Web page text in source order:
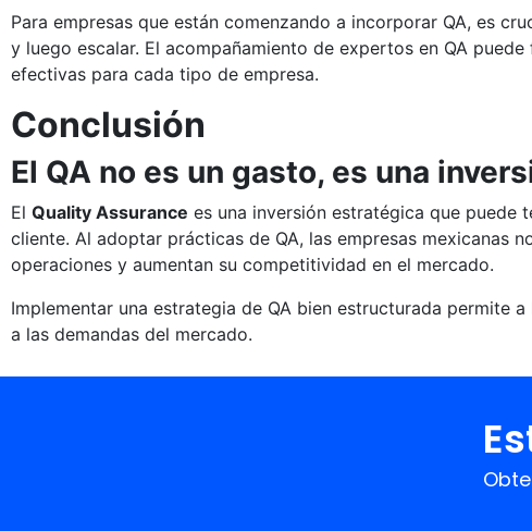
Para empresas que están comenzando a incorporar QA, es
y luego escalar. El acompañamiento de expertos en QA
efectivas para cada tipo de empresa.
Conclusión
El QA no es un gasto, es una
El Quality Assurance es una inversión estratégica que
cliente. Al adoptar prácticas de QA, las empresas mexicanas
operaciones y aumentan su competitividad en el mercado.
Implementar una estrategia de QA bien estructurada permite
a las demandas del mercado.